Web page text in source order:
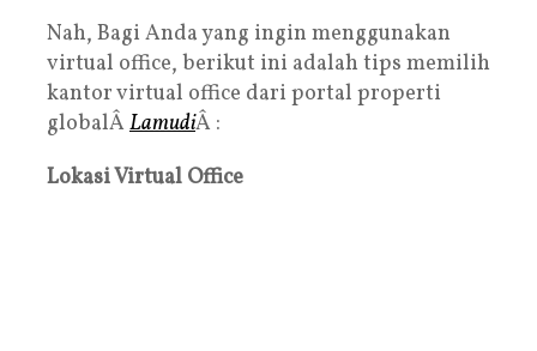
Nah, Bagi Anda yang ingin menggunakan
virtual office, berikut ini adalah tips memilih
kantor virtual office dari portal properti
globalÂ LamudiÂ :
Lokasi Virtual Office